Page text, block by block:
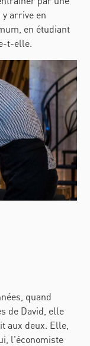
arrive en
en étudiant
t-elle.
quand
de David, elle
aux deux. Elle,
l'économiste